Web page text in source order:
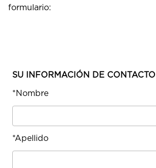
formulario:
SU INFORMACIÓN DE CONTACTO
*Nombre
*Apellido